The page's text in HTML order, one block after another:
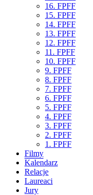
16. FPFF
15. FPFF
14. FPFF
13. FPFF
12. FPFF
11. FPFF
10. FPFF
9. FPFF
8. FPFF
7. FPFF
6. FPFF
5. FPFF
4. FPFF
3. FPFF
2. FPFF
1. FPFF
Filmy
Kalendarz
Relacje
Laureaci
Jury